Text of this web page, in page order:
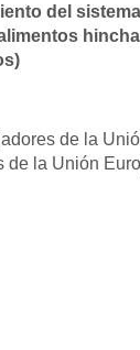
del
de la
de la Unión